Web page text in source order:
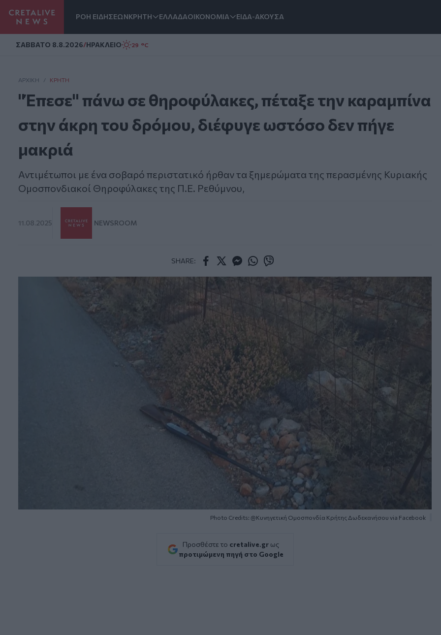
ΡΟΗ ΕΙΔΗΣΕΩΝΚΡΗΤΗ ΕΛΛΑΔΑΟΙΚΟΝΟΜΙΑ ΕΙΔΑ-ΑΚΟΥΣΑ
ΣAΒΒΑΤΟ 8.8.2026/ΗΡΑΚΛΕΙΟ 29 °C
ΑΡΧΙΚΗ / ΚΡΉΤΗ
"Έπεσε" πάνω σε θηροφύλακες, πέταξε την καραμπίνα
στην άκρη του δρόμου, διέφυγε ωστόσο δεν πήγε
μακριά
Αντιμέτωποι με ένα σοβαρό περιστατικό ήρθαν τα ξημερώματα της περασμένης Κυριακής
Ομοσπονδιακοί Θηροφύλακες της Π.Ε. Ρεθύμνου,
11.08.2025 NEWSROOM
SHARE:
Photo Credits: @Κυνηγετική Ομοσπονδία Κρήτης Δωδεκανήσου via Facebook
Προσθέστε το cretalive.gr ως
προτιμώμενη πηγή στο Google